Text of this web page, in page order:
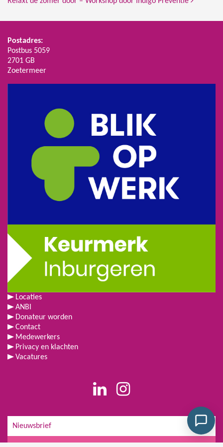
Postadres:
Postbus 5059
2701 GB
Zoetermeer
Locaties
ANBI
Donateur worden
Contact
Medewerkers
Privacy en klachten
Vacatures